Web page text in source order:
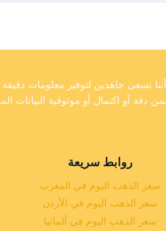
روابط سريعة
سعر الذهب اليوم في المغرب
سعر الذهب اليوم في الأردن
سعر الذهب اليوم في ألمانيا